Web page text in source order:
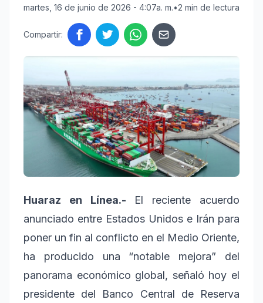
martes, 16 de junio de 2026 - 4:07a. m.•2 min de lectura
Compartir:
Huaraz en Línea.- El reciente acuerdo
anunciado entre Estados Unidos e Irán para
poner un fin al conflicto en el Medio Oriente,
ha producido una “notable mejora” del
panorama económico global, señaló hoy el
presidente del Banco Central de Reserva